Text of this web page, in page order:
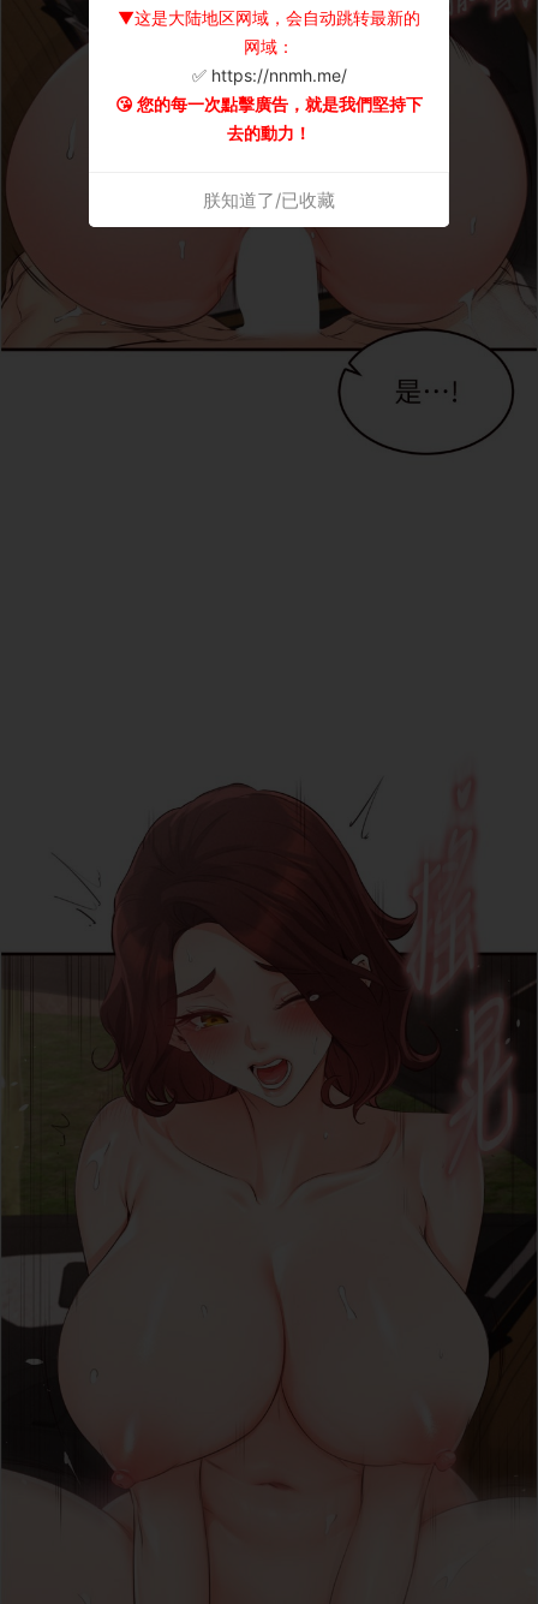
▼这是大陆地区网域，会自动跳转最新的
网域：
✅ https://nnmh.me/
😘 您的每一次點擊廣告，就是我們堅持下
去的動力！
朕知道了/已收藏